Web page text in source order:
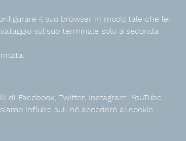
il suo browser in modo tale che lei
sul suo terminale solo a seconda
Facebook, Twitter, Instagram, YouTube.
influire sui, né accedere ai cookie